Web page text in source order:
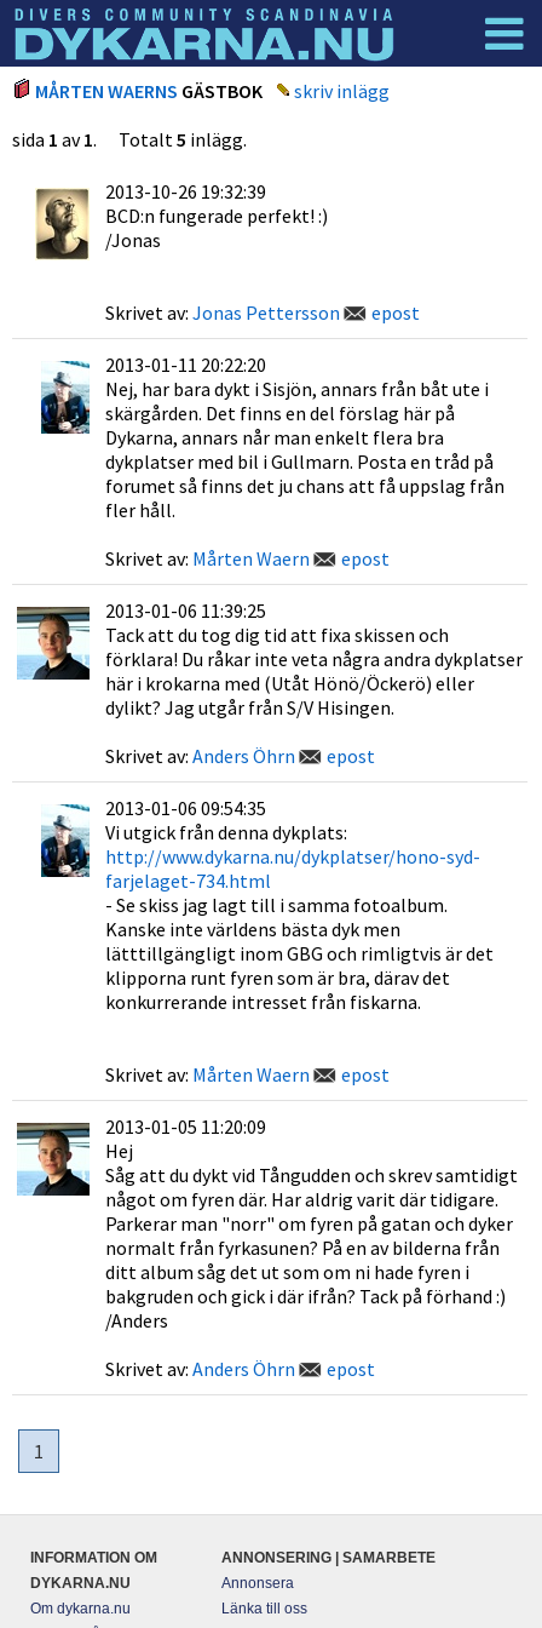
Dyknyheter
MÅRTEN WAERNS GÄSTBOK
skriv inlägg
sida 1 av1. Totalt5 inlägg.
2013-10-26 19:32:39
BCD:n fungerade perfekt! :)
/Jonas
Skrivet av: Jonas Pettersson epost
2013-01-11 20:22:20
Nej, har bara dykt i Sisjön, annars från båt ute i
skärgården. Det finns en del förslag här på
Dykarna, annars når man enkelt flera bra
dykplatser med bil i Gullmarn. Posta en tråd på
forumet så finns det ju chans att få uppslag från
fler håll.
Skrivet av: Mårten Waern epost
2013-01-06 11:39:25
Tack att du tog dig tid att fixa skissen och
förklara! Du råkar inte veta några andra dykplatser
här i krokarna med (Utåt Hönö/Öckerö) eller
dylikt? Jag utgår från S/V Hisingen.
Skrivet av: Anders Öhrn epost
2013-01-06 09:54:35
Vi utgick från denna dykplats:
http://www.dykarna.nu/dykplatser/hono-syd-
farjelaget-734.html
- Se skiss jag lagt till i samma fotoalbum.
Kanske inte världens bästa dyk men
lätttillgängligt inom GBG och rimligtvis är det
klipporna runt fyren som är bra, därav det
konkurrerande intresset från fiskarna.
Skrivet av: Mårten Waern epost
2013-01-05 11:20:09
Hej
Såg att du dykt vid Tångudden och skrev samtidigt
något om fyren där. Har aldrig varit där tidigare.
Parkerar man "norr" om fyren på gatan och dyker
normalt från fyrkasunen? På en av bilderna från
ditt album såg det ut som om ni hade fyren i
bakgruden och gick i där ifrån? Tack på förhand :)
/Anders
Skrivet av: Anders Öhrn epost
1
INFORMATION OM
DYKARNA.NU
Om dykarna.nu
ANNONSERING | SAMARBETE
Annonsera
Länka till oss